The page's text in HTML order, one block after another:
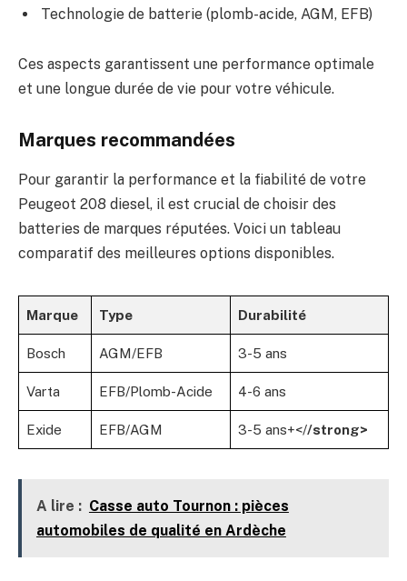
Technologie de batterie (plomb-acide, AGM, EFB)
Ces aspects garantissent une performance optimale
et une longue durée de vie pour votre véhicule.
Marques recommandées
Pour garantir la performance et la fiabilité de votre
Peugeot 208 diesel, il est crucial de choisir des
batteries de marques réputées. Voici un tableau
comparatif des meilleures options disponibles.
Marque Type Durabilité
Bosch AGM/EFB 3-5 ans
Varta EFB/Plomb-Acide 4-6 ans
Exide EFB/AGM 3-5 ans+<//strong>
A lire : Casse auto Tournon : pièces
automobiles de qualité en Ardèche